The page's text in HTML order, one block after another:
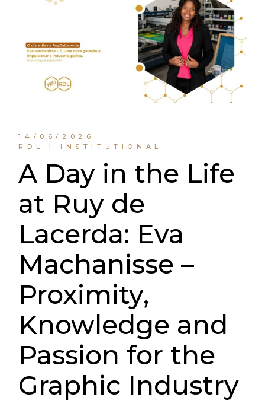
14/06/2026
RDL | INSTITUTIONAL
A Day in the Life
at Ruy de
Lacerda: Eva
Machanisse –
Proximity,
Knowledge and
Passion for the
Graphic Industry